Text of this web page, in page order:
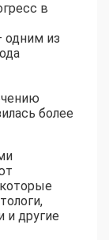
в
одним из
более
и другие